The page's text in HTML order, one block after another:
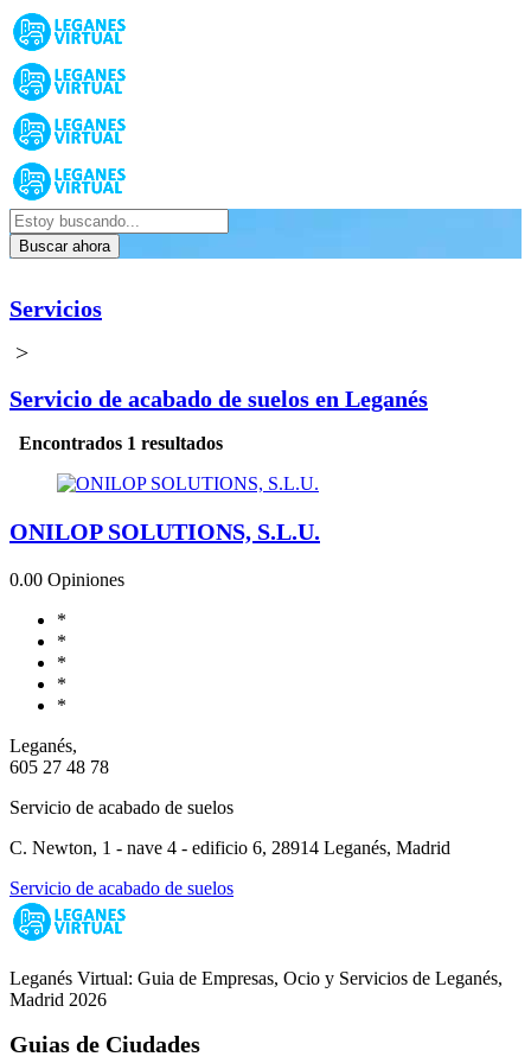
Buscar ahora
Servicios
>
Servicio de acabado de suelos en Leganés
Encontrados 1 resultados
ONILOP SOLUTIONS, S.L.U.
0.00 Opiniones
*
*
*
*
*
Leganés,
605 27 48 78
Servicio de acabado de suelos
C. Newton, 1 - nave 4 - edificio 6, 28914 Leganés, Madrid
Servicio de acabado de suelos
Leganés Virtual: Guia de Empresas, Ocio y Servicios de Leganés,
Madrid 2026
Guias de Ciudades